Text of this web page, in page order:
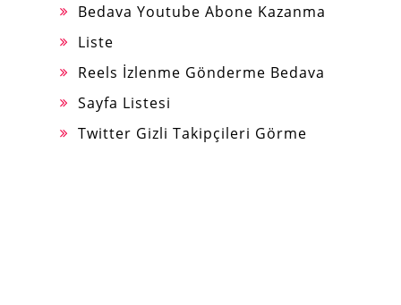
Bedava Youtube Abone Kazanma
Liste
Reels İzlenme Gönderme Bedava
Sayfa Listesi
Twitter Gizli Takipçileri Görme